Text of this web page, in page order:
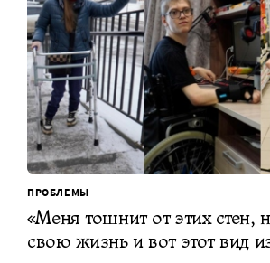
ПРОБЛЕМЫ
«Меня тошнит от этих стен,
свою жизнь и вот этот вид